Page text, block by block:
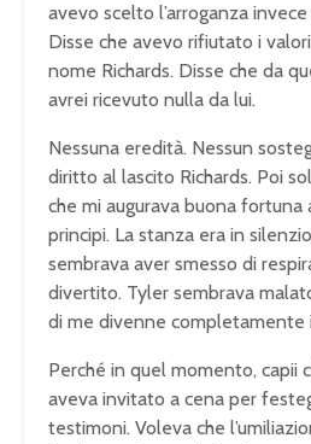
avevo scelto l’arroganza
Disse che avevo rifiutato i
nome Richards. Disse che da
avrei ricevuto nulla da lui.
Nessuna eredità. Nessun
diritto al lascito Richards. Poi
che mi augurava buona fortuna
principi. La stanza era in
sembrava aver smesso di
divertito. Tyler sembrava
di me divenne completamente
Perché in quel momento, capii
aveva invitato a cena per
testimoni. Voleva che